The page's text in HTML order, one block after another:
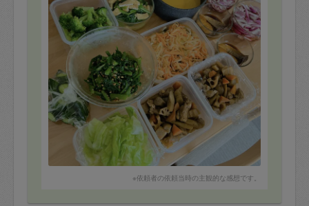
最後は雑談も交えながら
(私の愚痴を優しく聞いてくださりながら)
テキパキお掃除もしてくださったりと
お料理以外の面でも
本当に感謝しております。
これからもどうぞ宜しくお願いいたします！！
お料理はいつもながら、本当に美味しく
有り難く家族でいただきました。感謝です！
※依頼者の依頼当時の主観的な感想です。